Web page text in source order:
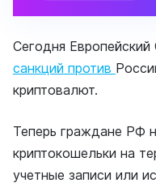
Сегодня
санкций против
криптовалют.
Теперь граждане РФ
криптокошельки на
учетные записи или